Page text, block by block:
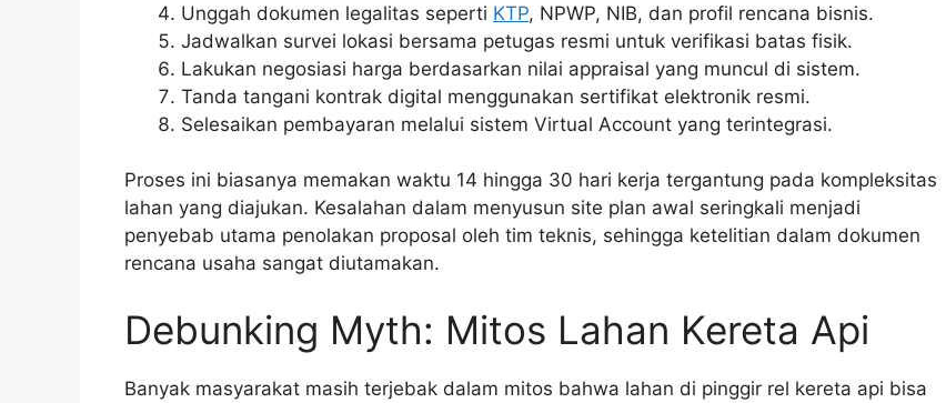
Unggah dokumen legalitas seperti KTP, NPWP, NIB, dan profil rencana bisnis.
Jadwalkan survei lokasi bersama petugas resmi untuk verifikasi batas fisik.
Lakukan negosiasi harga berdasarkan nilai appraisal yang muncul di sistem.
Tanda tangani kontrak digital menggunakan sertifikat elektronik resmi.
Selesaikan pembayaran melalui sistem Virtual Account yang terintegrasi.
Proses ini biasanya memakan waktu 14 hingga 30 hari kerja tergantung pada kompleksitas
lahan yang diajukan. Kesalahan dalam menyusun site plan awal seringkali menjadi
penyebab utama penolakan proposal oleh tim teknis, sehingga ketelitian dalam dokumen
rencana usaha sangat diutamakan.
Debunking Myth: Mitos Lahan Kereta Api
Banyak masyarakat masih terjebak dalam mitos bahwa lahan di pinggir rel kereta api bisa